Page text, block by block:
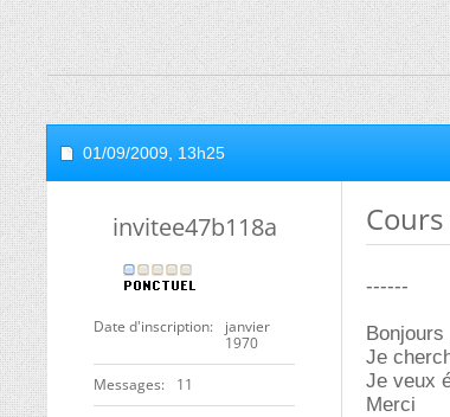
01/09/2009, 13h25
invitee47b118a
Date d'inscription
janvier
1970
Messages 11
------
Bonjours
Je
Je veux
Merci